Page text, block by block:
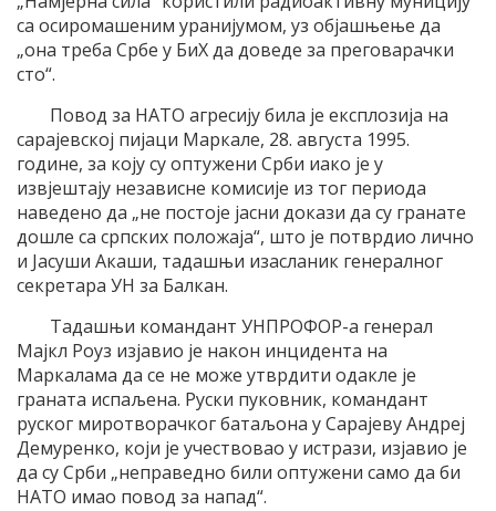
са осиромашеним уранијумом, уз објашњење да
„она треба Србе у БиХ да доведе за преговарачки
сто“.
Повод за НАТО агресију била је експлозија на
сарајевској пијаци Маркале, 28. августа 1995.
године, за коју су оптужени Срби иако је у
извјештају независне комисије из тог периода
наведено да „не постоје јасни докази да су гранате
дошле са српских положаја“, што је потврдио лично
и Јасуши Акаши, тадашњи изасланик генералног
секретара УН за Балкан.
Тадашњи командант УНПРОФОР-а генерал
Мајкл Роуз изјавио је након инцидента на
Маркалама да се не може утврдити одакле је
граната испаљена. Руски пуковник, командант
руског миротворачког батаљона у Сарајеву Андреј
Демуренко, који је учествовао у истрази, изјавио је
да су Срби „неправедно били оптужени само да би
НАТО имао повод за напад“.